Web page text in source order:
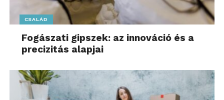
CSALÁD
Fogászati gipszek: az innováció és a
precizitás alapjai